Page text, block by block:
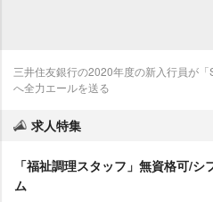
三井住友銀行の2020年度の新入行員が
へ全力エールを送る
求人特集
「福祉調理スタッフ」無資格可/
ム